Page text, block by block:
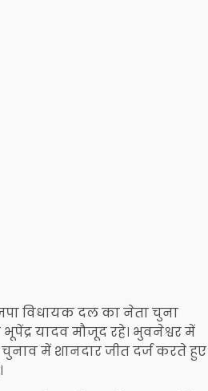
विधायक दल का नेता चुना
भूपेंद्र यादव मौजूद रहे। भुवनेश्वर में
में शानदार जीत दर्ज करते हुए